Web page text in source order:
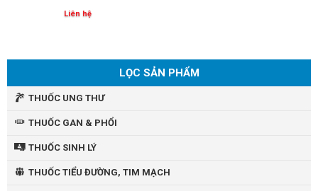
Liên hệ
LỌC SẢN PHẨM
THUỐC UNG THƯ
THUỐC GAN & PHỔI
THUỐC SINH LÝ
THUỐC TIỂU ĐƯỜNG, TIM MẠCH